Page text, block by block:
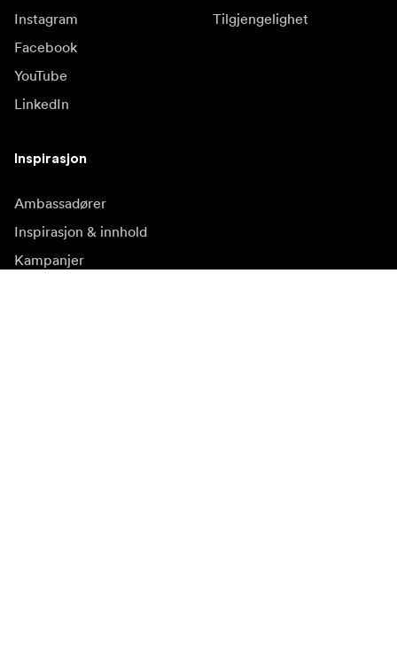
Instagram
Facebook
YouTube
LinkedIn
Tilgjengelighet
Inspirasjon
Ambassadører
Inspirasjon & innhold
Kampanjer